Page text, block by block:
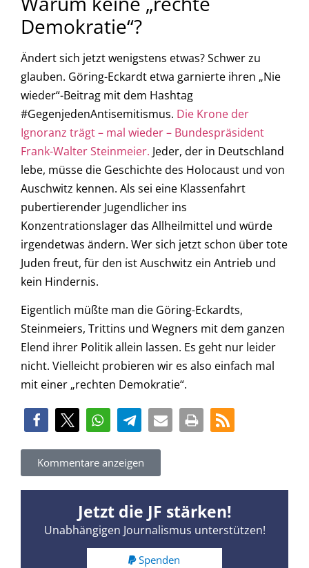
Demokratie“?
Ändert sich jetzt wenigstens etwas? Schwer zu
glauben. Göring-Eckardt etwa garnierte ihren „Nie
wieder“-Beitrag mit dem Hashtag
#GegenjedenAntisemitismus. Die Krone der
Ignoranz trägt – mal wieder – Bundespräsident
Frank-Walter Steinmeier. Jeder, der in Deutschland
lebe, müsse die Geschichte des Holocaust und von
Auschwitz kennen. Als sei eine Klassenfahrt
pubertierender Jugendlicher ins
Konzentrationslager das Allheilmittel und würde
irgendetwas ändern. Wer sich jetzt schon über tote
Juden freut, für den ist Auschwitz ein Antrieb und
kein Hindernis.
Eigentlich müßte man die Göring-Eckardts,
Steinmeiers, Trittins und Wegners mit dem ganzen
Elend ihrer Politik allein lassen. Es geht nur leider
nicht. Vielleicht probieren wir es also einfach mal
mit einer „rechten Demokratie“.
Kommentare anzeigen
Jetzt die JF stärken!
Unabhängigen Journalismus unterstützen!
Spenden